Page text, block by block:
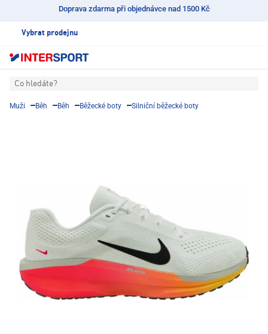
Doprava zdarma při objednávce nad 1500 Kč
Vybrat prodejnu
Co hledáte?
Muži Běh Běh Běžecké boty Silniční běžecké boty